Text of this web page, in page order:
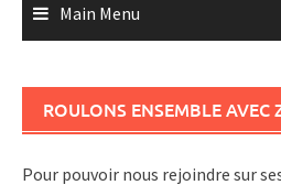
Main Menu
ROULONS ENSEMBLE AVEC
Pour pouvoir nous rejoindre sur